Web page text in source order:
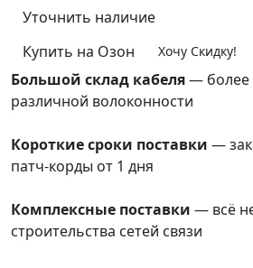
Уточнить наличие
Купить на Озон
Хочу Скидку!
Большой склад кабеля— более
различной волоконности
Короткие сроки поставки —
патч-корды от 1 дня
Комплексные поставки — всё
строительства сетей связи